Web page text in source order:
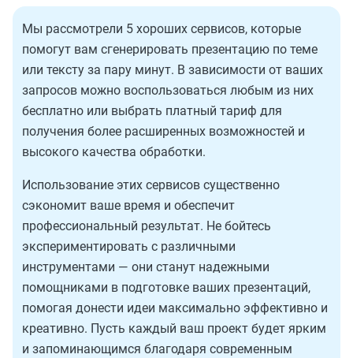
Мы рассмотрели 5 хороших сервисов, которые
помогут вам сгенерировать презентацию по теме
или тексту за пару минут. В зависимости от ваших
запросов можно воспользоваться любым из них
бесплатно или выбрать платный тариф для
получения более расширенных возможностей и
высокого качества обработки.
Использование этих сервисов существенно
сэкономит ваше время и обеспечит
профессиональный результат. Не бойтесь
экспериментировать с различными
инструментами — они станут надежными
помощниками в подготовке ваших презентаций,
помогая донести идеи максимально эффективно и
креативно. Пусть каждый ваш проект будет ярким
и запоминающимся благодаря современным